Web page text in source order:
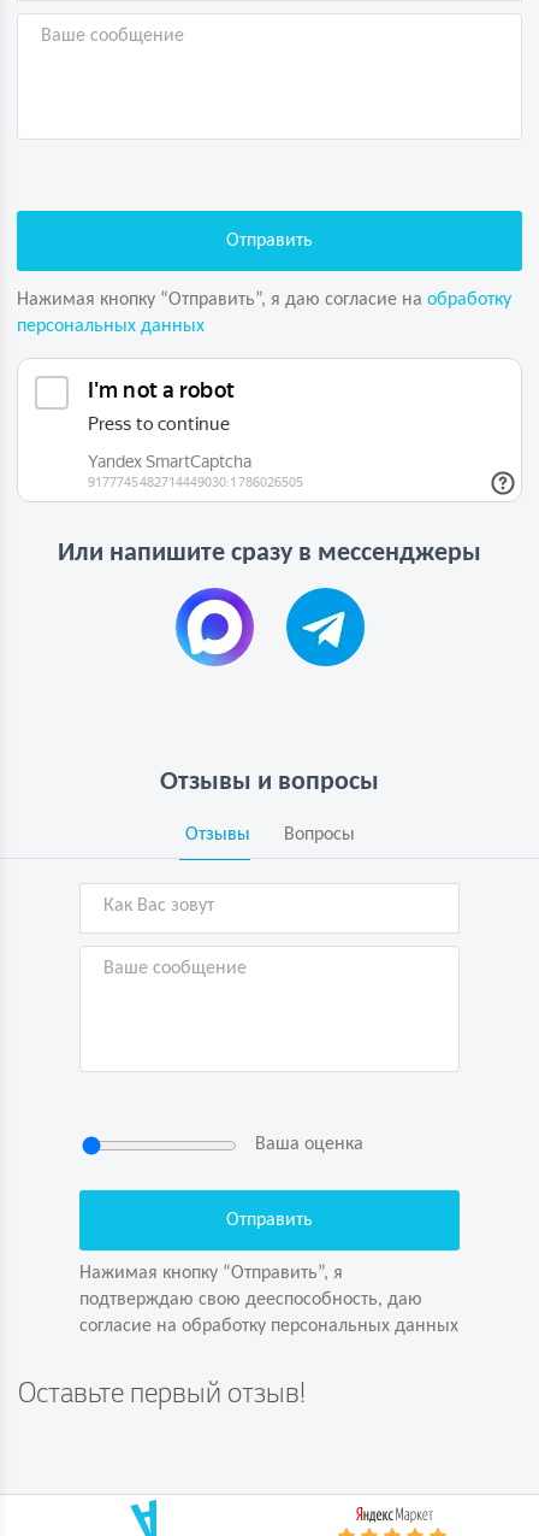
Нажимая кнопку “Отправить”, я даю согласие на обработку
персональных данных
Или напишите сразу в мессенджеры
Отзывы и вопросы
Отзывы Вопросы
Ваша оценка
Нажимая кнопку “Отправить”, я
подтверждаю свою дееспособность, даю
согласие на обработку персональных данных
Оставьте первый отзыв!
Нажимая кнопку “Отправить”, я
согласие на обработку персональных данных
Задайте вопрос первым!